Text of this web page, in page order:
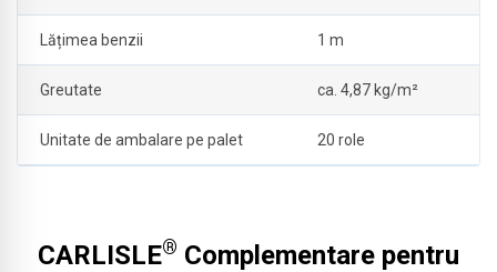
Lățimea benzii 1 m
Greutate ca. 4,87 kg/m²
Unitate de ambalare pe palet 20 role
CARLISLE® Complementare pentru